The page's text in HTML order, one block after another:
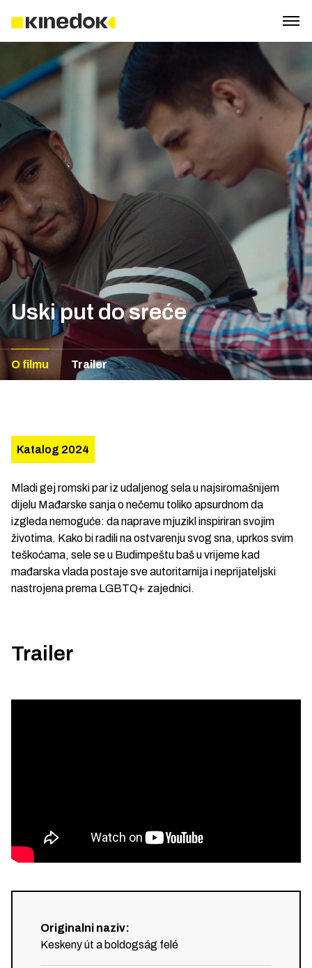
Uski put do sreće
O filmu Trailer
Katalog 2024
Mladi gej romski par iz udaljenog sela u najsiromašnijem
dijelu Mađarske sanja o nečemu toliko apsurdnom da
izgleda nemoguće: da naprave mjuzikl inspiriran svojim
životima. Kako bi radili na ostvarenju svog sna, uprkos svim
teškoćama, sele se u Budimpeštu baš u vrijeme kad
mađarska vlada postaje sve autoritarnija i neprijateljski
nastrojena prema LGBTQ+ zajednici.
Trailer
Originalni naziv:
Keskeny út a boldogság felé